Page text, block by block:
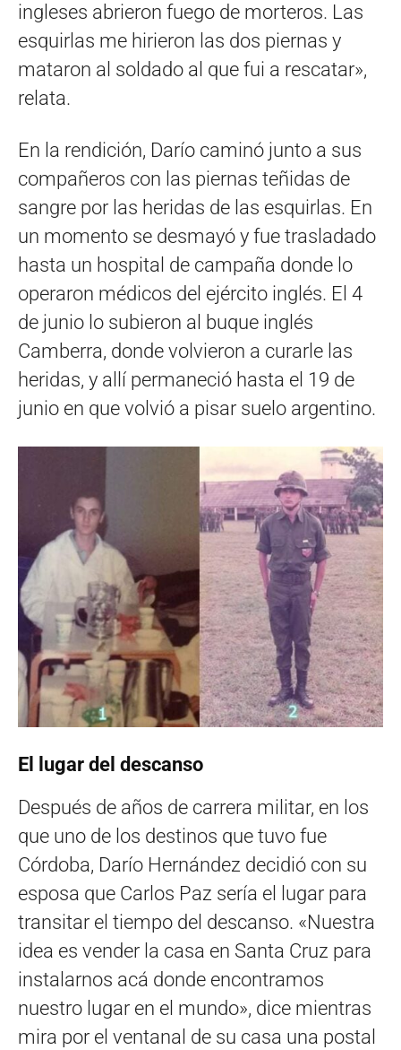
ingleses abrieron fuego de morteros. Las
esquirlas me hirieron las dos piernas y
mataron al soldado al que fui a rescatar»,
relata.
En la rendición, Darío caminó junto a sus
compañeros con las piernas teñidas de
sangre por las heridas de las esquirlas. En
un momento se desmayó y fue trasladado
hasta un hospital de campaña donde lo
operaron médicos del ejército inglés. El 4
de junio lo subieron al buque inglés
Camberra, donde volvieron a curarle las
heridas, y allí permaneció hasta el 19 de
junio en que volvió a pisar suelo argentino.
El lugar del descanso
Después de años de carrera militar, en los
que uno de los destinos que tuvo fue
Córdoba, Darío Hernández decidió con su
esposa que Carlos Paz sería el lugar para
transitar el tiempo del descanso. «Nuestra
idea es vender la casa en Santa Cruz para
instalarnos acá donde encontramos
nuestro lugar en el mundo», dice mientras
mira por el ventanal de su casa una postal